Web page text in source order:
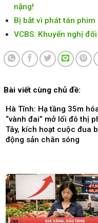
nặng!
Bị bắt vì phát tán phim
VCBS: Khuyến nghị
Bài viết cùng chủ đề:
Hà Tĩnh: Hạ tầng 35m
“vành đai” mở lối đô thị
Tây, kích hoạt cuộc đua
động sản chân sóng